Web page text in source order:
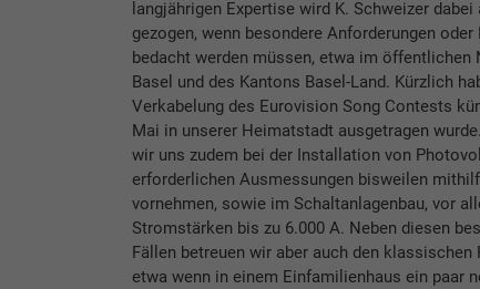
langjährigen Expertise wird K. Schweizer dabei
gezogen, wenn besondere Anforderungen oder
bedacht werden müssen, etwa im öffentlichen
Basel und des Kantons Basel-Land. Kürzlich
Verkabelung des Eurovision Song Contests
Mai in unserer Heimatstadt ausgetragen
wir uns zudem bei der Installation von
erforderlichen Ausmessungen bisweilen
vornehmen, sowie im Schaltanlagenbau, vor
Stromstärken bis zu 6.000 A. Neben diesen
Fällen betreuen wir aber auch den klassischen
etwa wenn in einem Einfamilienhaus ein paar